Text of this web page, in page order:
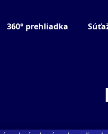
360° prehliadka